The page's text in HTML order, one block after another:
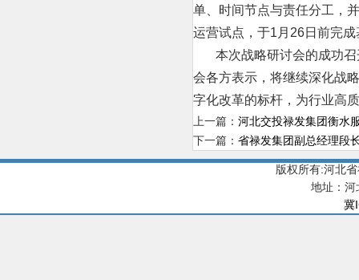
单、时间节点与责任分工，
运营试点，于1月26日前完
本次战略研讨会的成功召
会各方表示，将继续深化战
字化改革的标杆，为行业高
上一篇： 河北交投禄发集团衡水
下一篇： 省禄发集团副总经理段
版权所有:河北
地址：河
冀